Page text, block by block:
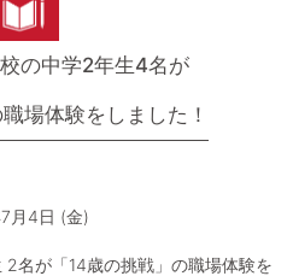
の中学2年生4名が
場体験をしました！
月4日 (金)
名が「14歳の挑戦」の職場体験を